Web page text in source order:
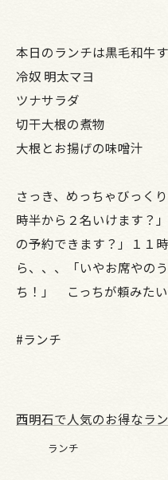
本日のランチは黒毛和牛
冷奴 明太マヨ
ツナサラダ
切干大根の煮物
大根とお揚げの味噌汁
さっき、めっちゃびっく
時半から２名いけます？
の予約できます？」１１
ら、、、「いやお席やの
ち！」 こっちが頼みたい
#ランチ
西明石で人気のお得なラ
ランチ